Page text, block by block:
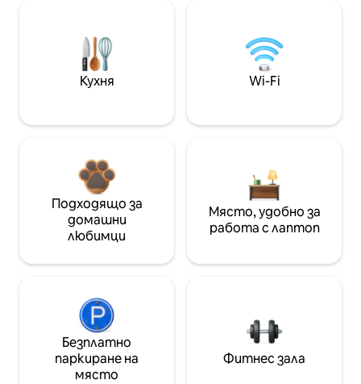
Кухня Wi-Fi
Подходящо за
домашни
любимци
Място, удобно за
работа с лаптоп
Безплатно
паркиране на
място
Фитнес зала